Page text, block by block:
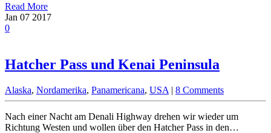
Read More
Jan 07 2017
0
Hatcher Pass und Kenai Peninsula
Alaska, Nordamerika, Panamericana, USA | 8 Comments
Nach einer Nacht am Denali Highway drehen wir wieder um
Richtung Westen und wollen über den Hatcher Pass in den…